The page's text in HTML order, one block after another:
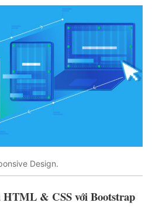
Design.
& CSS với Bootstrap